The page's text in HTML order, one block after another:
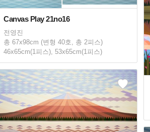
Canvas Play 21no16
전영진
총 67x98cm (변형 40호, 총 2피스)
46x65cm(1피스), 53x65cm(1피스)